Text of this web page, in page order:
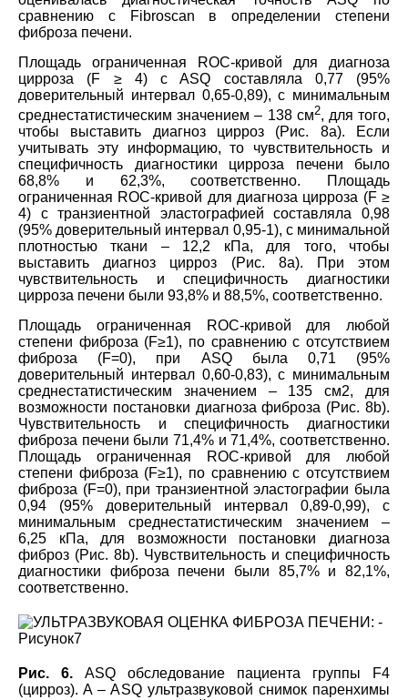
сравнению с Fibroscan в определении степени
фиброза печени.
Площадь ограниченная ROC-кривой для диагноза
цирроза (F ≥ 4) c ASQ составляла 0,77 (95%
доверительный интервал 0,65-0,89), с минимальным
среднестатистическим значением – 138 см2, для того,
чтобы выставить диагноз цирроз (Рис. 8а). Если
учитывать эту информацию, то чувствительность и
специфичность диагностики цирроза печени было
68,8% и 62,3%, соответственно. Площадь
ограниченная ROC-кривой для диагноза цирроза (F ≥
4) c транзиентной эластографией составляла 0,98
(95% доверительный интервал 0,95-1), с минимальной
плотностью ткани – 12,2 кПа, для того, чтобы
выставить диагноз цирроз (Рис. 8а). При этом
чувствительность и специфичность диагностики
цирроза печени были 93,8% и 88,5%, соответственно.
Площадь ограниченная ROC-кривой для любой
степени фиброза (F≥1), по сравнению с отсутствием
фиброза (F=0), при ASQ была 0,71 (95%
доверительный интервал 0,60-0,83), с минимальным
среднестатистическим значением – 135 см2, для
возможности постановки диагноза фиброза (Рис. 8b).
Чувствительность и специфичность диагностики
фиброза печени были 71,4% и 71,4%, соответственно.
Площадь ограниченная ROC-кривой для любой
степени фиброза (F≥1), по сравнению с отсутствием
фиброза (F=0), при транзиентной эластографии была
0,94 (95% доверительный интервал 0,89-0,99), с
минимальным среднестатистическим значением –
6,25 кПа, для возможности постановки диагноза
фиброз (Рис. 8b). Чувствительность и специфичность
диагностики фиброза печени были 85,7% и 82,1%,
соответственно.
Рис. 6. ASQ обследование пациента группы F4
(цирроз). A – ASQ ультразвуковой снимок паренхимы